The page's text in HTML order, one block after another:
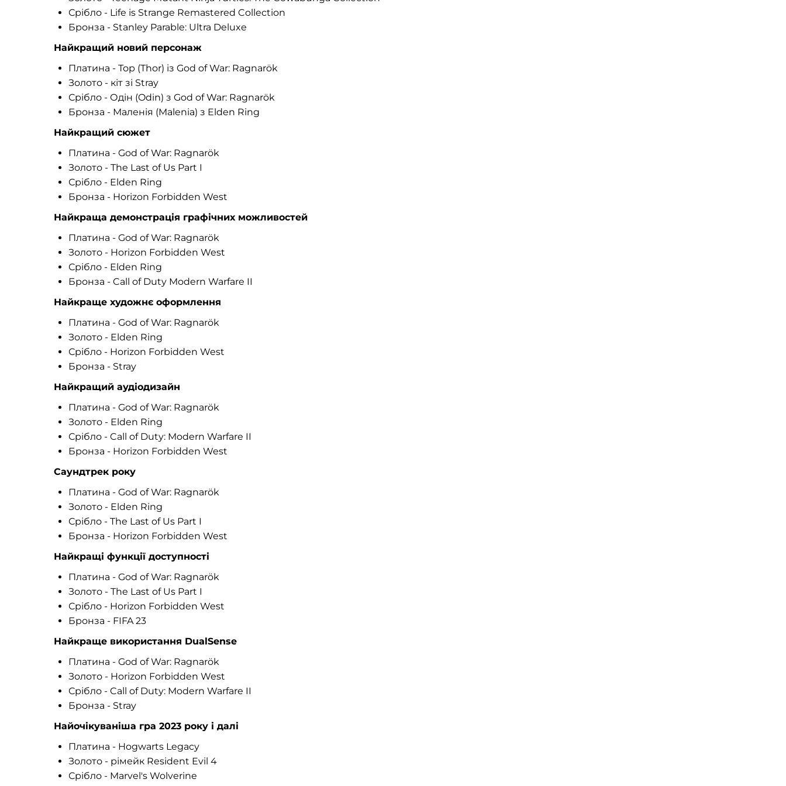
Срібло - Life is Strange Remastered Collection
Бронза - Stanley Parable: Ultra Deluxe
Найкращий новий персонаж
Платина - Тор (Thor) із God of War: Ragnarök
Золото - кіт зі Stray
Срібло - Одін (Odin) з God of War: Ragnarök
Бронза - Маленія (Malenia) з Elden Ring
Найкращий сюжет
Платина - God of War: Ragnarök
Золото - The Last of Us Part I
Срібло - Elden Ring
Бронза - Horizon Forbidden West
Найкраща демонстрація графічних можливостей
Платина - God of War: Ragnarök
Золото - Horizon Forbidden West
Срібло - Elden Ring
Бронза - Call of Duty Modern Warfare II
Найкраще художнє оформлення
Платина - God of War: Ragnarök
Золото - Elden Ring
Срібло - Horizon Forbidden West
Бронза - Stray
Найкращий аудіодизайн
Платина - God of War: Ragnarök
Золото - Elden Ring
Срібло - Call of Duty: Modern Warfare II
Бронза - Horizon Forbidden West
Саундтрек року
Платина - God of War: Ragnarök
Золото - Elden Ring
Срібло - The Last of Us Part I
Бронза - Horizon Forbidden West
Найкращі функції доступності
Платина - God of War: Ragnarök
Золото - The Last of Us Part I
Срібло - Horizon Forbidden West
Бронза - FIFA 23
Найкраще використання DualSense
Платина - God of War: Ragnarök
Золото - Horizon Forbidden West
Срібло - Call of Duty: Modern Warfare II
Бронза - Stray
Найочікуваніша гра 2023 року і далі
Платина - Hogwarts Legacy
Золото - рімейк Resident Evil 4
Срібло - Marvel's Wolverine